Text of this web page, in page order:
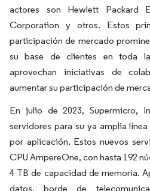
actores son Hewlett Packard
Corporation y otros. Estos
participación de mercado
su base de clientes en toda
aprovechan iniciativas de
aumentar su participación de
En julio de 2023, Supermicro,
servidores para su ya amplia
por aplicación. Estos nuevos
CPU AmpereOne, con hasta 192
4 TB de capacidad de memoria.
datos, borde de